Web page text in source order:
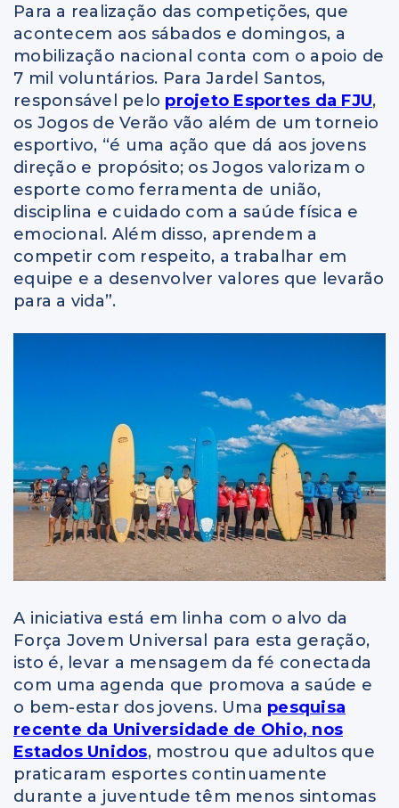
Para a realização das competições, que
acontecem aos sábados e domingos, a
mobilização nacional conta com o apoio de
7 mil voluntários. Para Jardel Santos,
responsável pelo projeto Esportes da FJU,
os Jogos de Verão vão além de um torneio
esportivo, “é uma ação que dá aos jovens
direção e propósito; os Jogos valorizam o
esporte como ferramenta de união,
disciplina e cuidado com a saúde física e
emocional. Além disso, aprendem a
competir com respeito, a trabalhar em
equipe e a desenvolver valores que levarão
para a vida”.
A iniciativa está em linha com o alvo da
Força Jovem Universal para esta geração,
isto é, levar a mensagem da fé conectada
com uma agenda que promova a saúde e
o bem-estar dos jovens. Uma pesquisa
recente da Universidade de Ohio, nos
Estados Unidos, mostrou que adultos que
praticaram esportes continuamente
durante a juventude têm menos sintomas